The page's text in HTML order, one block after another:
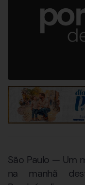
São Paulo — Um
na manhã